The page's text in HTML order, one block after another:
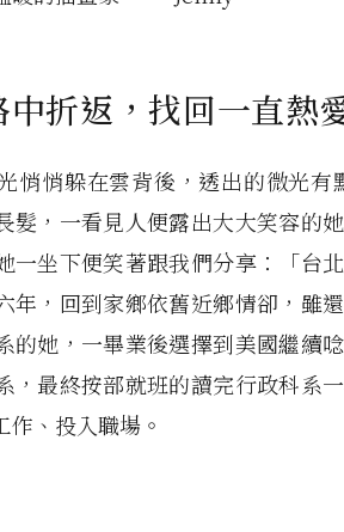
折返，找回一直熱
悄悄躲在雲背後，透出的微光
髮，一看見人便露出大大笑容的
一坐下便笑著跟我們分享：「台
年，回到家鄉依舊近鄉情卻，雖
的她，一畢業後選擇到美國繼續
，最終按部就班的讀完行政科系
、投入職場。